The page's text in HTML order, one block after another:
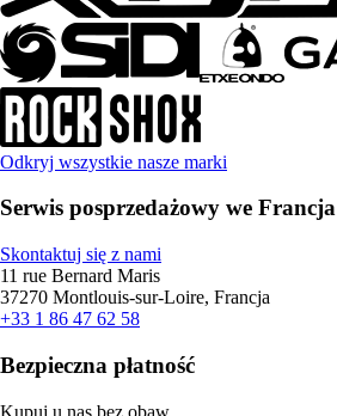
Odkryj wszystkie nasze marki
Serwis posprzedażowy we Francja
Skontaktuj się z nami
11 rue Bernard Maris
37270 Montlouis-sur-Loire, Francja
+33 1 86 47 62 58
Bezpieczna płatność
Kupuj u nas bez obaw